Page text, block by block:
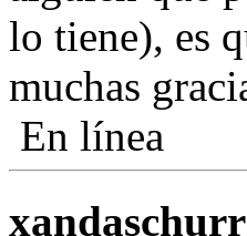
lo tiene), es
muchas
En línea